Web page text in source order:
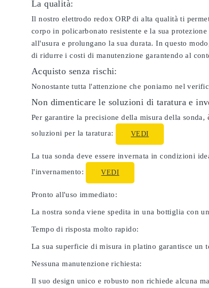
La qualità:
Il nostro elettrodo redox ORP di alta qualità ti
corpo in policarbonato resistente e la sua
all'usura e prolungano la sua durata. In questo
di ridurre i costi di manutenzione garantendo al
Acquisto senza rischi:
Nonostante tutta l'attenzione che poniamo nel
Non dimenticare le soluzioni di taratura e
Per garantire la precisione della misura della
soluzioni per la taratura:
VEDI
La tua sonda deve essere invernata in condizioni
l'invernamento:
VEDI
Pronto all'uso immediato:
La nostra sonda viene spedita in una bottiglia con
Tempo di risposta molto rapido:
La sua superficie di misura in platino garantisce
Nessuna manutenzione richiesta:
Il suo design unico e robusto non richiede alcuna